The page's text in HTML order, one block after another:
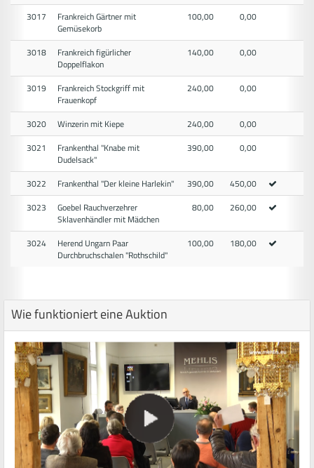
3017
Frankreich Gärtner mit
Gemüsekorb
100,00 0,00
3018
Frankreich figürlicher
Doppelflakon
140,00 0,00
3019
Frankreich Stockgriff mit
Frauenkopf
240,00 0,00
3020 Winzerin mit Kiepe 240,00
0,00
3021
Frankenthal "Knabe mit
Dudelsack"
390,00 0,00
3022 Frankenthal "Der kleine Harlekin" 390,00
450,00
3023
Goebel Rauchverzehrer
Sklavenhändler mit Mädchen
80,00 260,00
3024
Herend Ungarn Paar
Durchbruchschalen "Rothschild"
100,00 180,00
Wie funktioniert eine Auktion